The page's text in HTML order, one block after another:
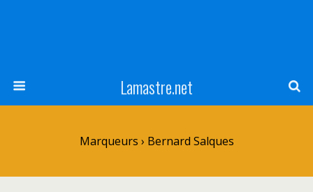
Lamastre.net
Marqueurs › Bernard Salques